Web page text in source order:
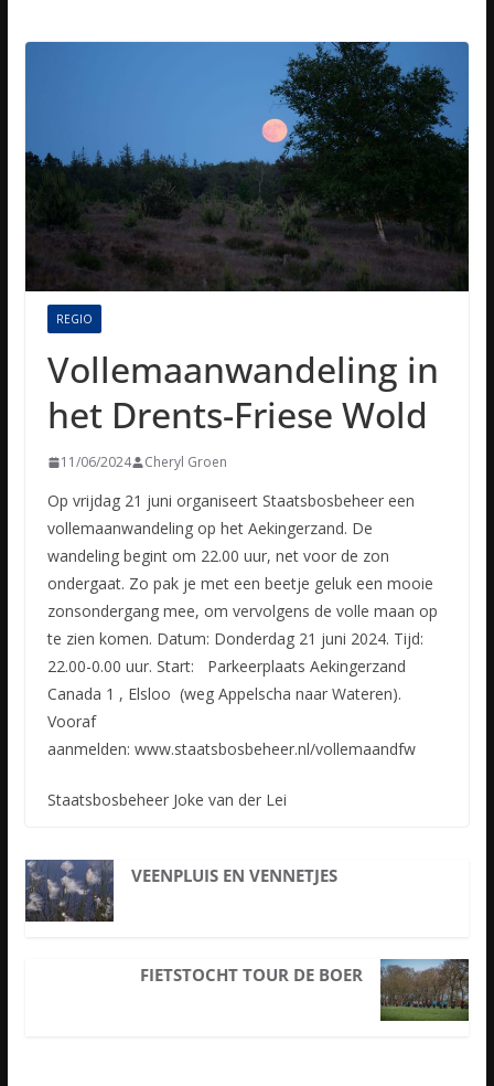
REGIO
Vollemaanwandeling in
het Drents-Friese Wold
11/06/2024 Cheryl Groen
Op vrijdag 21 juni organiseert Staatsbosbeheer een
vollemaanwandeling op het Aekingerzand. De
wandeling begint om 22.00 uur, net voor de zon
ondergaat. Zo pak je met een beetje geluk een mooie
zonsondergang mee, om vervolgens de volle maan op
te zien komen. Datum: Donderdag 21 juni 2024. Tijd:
22.00-0.00 uur. Start: Parkeerplaats Aekingerzand
Canada 1 , Elsloo (weg Appelscha naar Wateren).
Vooraf
aanmelden: www.staatsbosbeheer.nl/vollemaandfw
Staatsbosbeheer Joke van der Lei
VEENPLUIS EN VENNETJES
FIETSTOCHT TOUR DE BOER